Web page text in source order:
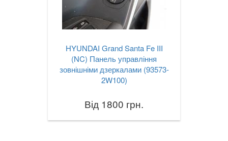
HYUNDAI Grand Santa Fe III
(NC) Панель управління
зовнішніми дзеркалами (93573-
2W100)
Від 1800 грн.